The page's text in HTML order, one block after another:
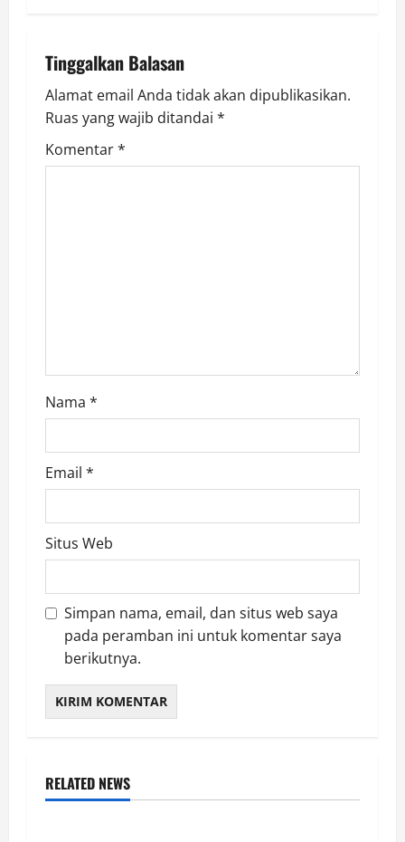
g
a
t
i
Tinggalkan Balasan
Alamat email Anda tidak akan dipublikasikan.
Ruas yang wajib ditandai *
Komentar*
Nama *
Email *
Situs Web
Simpan nama, email, dan situs web saya
pada peramban ini untuk komentar saya
berikutnya.
RELATED NEWS
LAMPUNG SELATAN